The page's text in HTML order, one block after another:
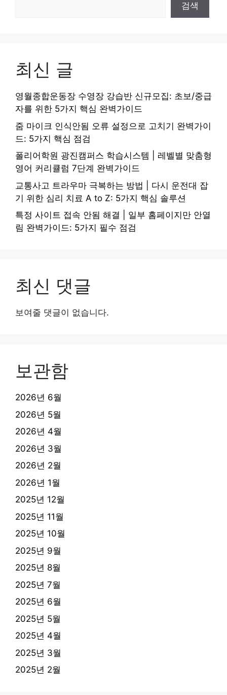
검색
최신 글
영월종합운동장 수영장 강습반 신규모집: 초보/중급
자를 위한 5가지 핵심 완벽가이드
줌 마이크 인식안됨 오류 설정으로 고치기 완벽가이
드: 5가지 핵심 점검
폴리어학원 광진캠퍼스 학습시스템 | 레벨별 맞춤형
영어 커리큘럼 7단계 완벽가이드
교통사고 트라우마 극복하는 방법 | 다시 운전대 잡
기 위한 심리 치료 A to Z: 5가지 핵심 솔루션
특정 사이트 접속 안됨 해결 | 일부 홈페이지만 안열
림 완벽가이드: 5가지 필수 점검
최신 댓글
보여줄 댓글이 없습니다.
보관함
2026년 6월
2026년 5월
2026년 4월
2026년 3월
2026년 2월
2026년 1월
2025년 12월
2025년 11월
2025년 10월
2025년 9월
2025년 8월
2025년 7월
2025년 6월
2025년 5월
2025년 4월
2025년 3월
2025년 2월